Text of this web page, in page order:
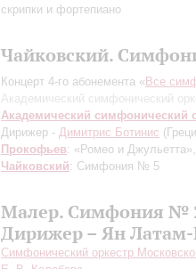
скрипки и фортепиано
Чайковский.
Концерт 4-го абонемента « Все
Академический симфонический
Академический симфонический
Дирижер - Димитрис Ботинис
Прокофьев: «Ромео и
Чайковский: Симфония № 5
Малер. Симфония №
Дирижер – Ян Латам-
Симфонический оркестр